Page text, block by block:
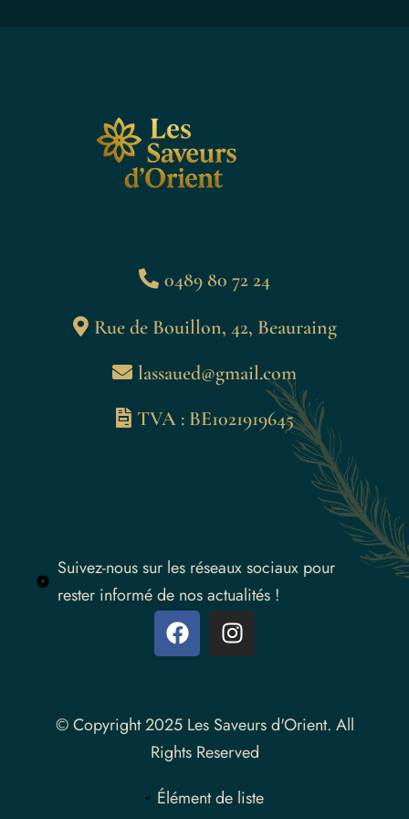
0489 80 72 24
Rue de Bouillon, 42, Beauraing
lassaued@gmail.com
TVA : BE1021919645
Suivez-nous sur les réseaux sociaux pour
rester informé de nos actualités !
© Copyright 2025 Les Saveurs d'Orient. All
Rights Reserved
Élément de liste
Instagram